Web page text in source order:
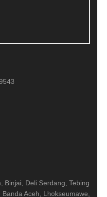
Binjai, Deli Serdang, Tebing
Aceh, Lhokseumawe,